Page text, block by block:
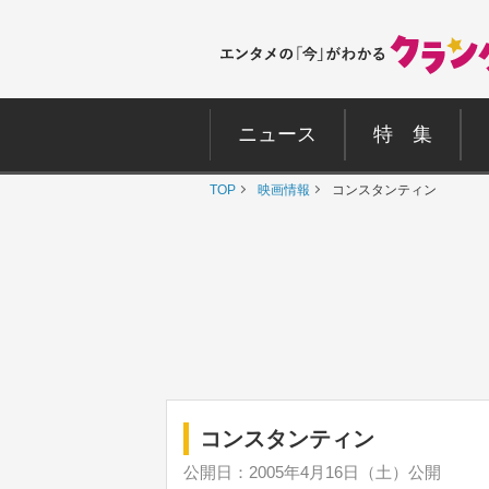
ニュース 特 集
TOP 映画情報 コンスタンティン
コンスタンティン
公開日：2005年4月16日（土）公開